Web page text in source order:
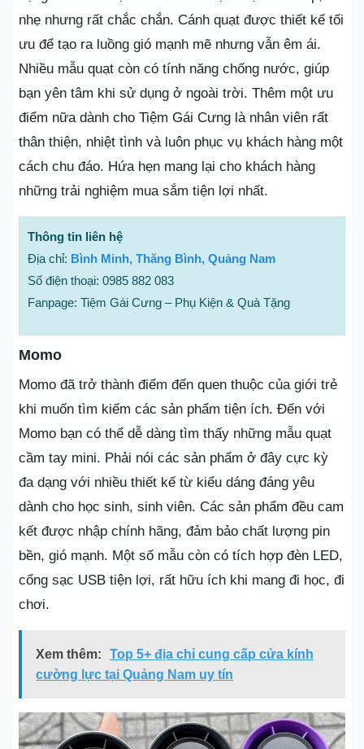
nhẹ nhưng rất chắc chắn. Cánh quạt được thiết kế tối
ưu để tạo ra luồng gió mạnh mẽ nhưng vẫn êm ái.
Nhiều mẫu quạt còn có tính năng chống nước, giúp
bạn yên tâm khi sử dụng ở ngoài trời. Thêm một ưu
điểm nữa dành cho Tiệm Gái Cưng là nhân viên rất
thân thiện, nhiệt tình và luôn phục vụ khách hàng một
cách chu đáo. Hứa hẹn mang lại cho khách hàng
những trải nghiệm mua sắm tiện lợi nhất.
Thông tin liên hệ
Địa chỉ: Bình Minh, Thăng Bình, Quảng Nam
Số điện thoại: 0985 882 083
Fanpage: Tiệm Gái Cưng – Phụ Kiện & Quà Tặng
Momo
Momo đã trở thành điểm đến quen thuộc của giới trẻ
khi muốn tìm kiếm các sản phẩm tiện ích. Đến với
Momo bạn có thể dễ dàng tìm thấy những mẫu quạt
cầm tay mini. Phải nói các sản phẩm ở đây cực kỳ
đa dạng với nhiều thiết kế từ kiểu dáng đáng yêu
dành cho học sinh, sinh viên. Các sản phẩm đều cam
kết được nhập chính hãng, đảm bảo chất lượng pin
bền, gió mạnh. Một số mẫu còn có tích hợp đèn LED,
cổng sạc USB tiện lợi, rất hữu ích khi mang đi học, đi
chơi.
Xem thêm:
Top 5+ địa chỉ cung cấp cửa kính
cường lực tại Quảng Nam uy tín